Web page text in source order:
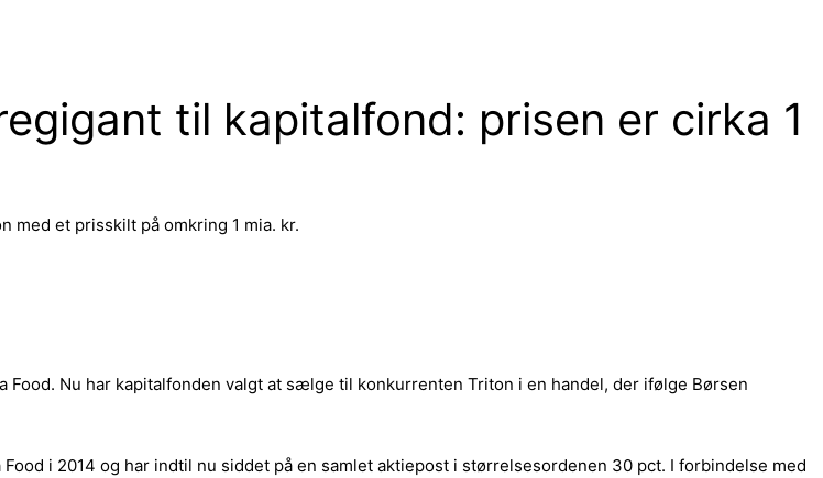
til kapitalfond: prisen er cirka 1
med et prisskilt på omkring 1 mia. kr.
Nu har kapitalfonden valgt at sælge til konkurrenten Triton i en handel, der ifølge Børsen
i 2014 og har indtil nu siddet på en samlet aktiepost i størrelsesordenen 30 pct. I forbindelse med